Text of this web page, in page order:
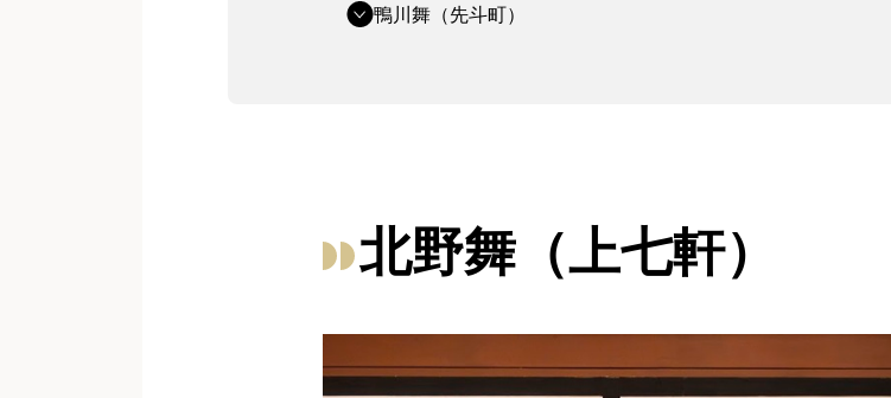
鴨川舞（先斗町）
北野舞（上七軒）